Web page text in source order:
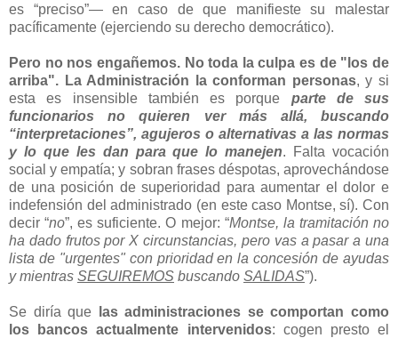
es “preciso”— en caso de que manifieste su malestar
pacíficamente (ejerciendo su derecho democrático).
Pero no nos engañemos. No toda la culpa es de "los de
arriba". La Administración la conforman personas, y si
esta es insensible también es porque parte de sus
funcionarios no quieren ver más allá, buscando
“interpretaciones”, agujeros o alternativas a las normas
y lo que les dan para que lo manejen. Falta vocación
social y empatía; y sobran frases déspotas, aprovechándose
de una posición de superioridad para aumentar el dolor e
indefensión del administrado (en este caso Montse, sí). Con
decir “no”, es suficiente. O mejor: “Montse, la tramitación no
ha dado frutos por X circunstancias, pero vas a pasar a una
lista de "urgentes" con prioridad en la concesión de ayudas
y mientras SEGUIREMOS buscando SALIDAS”).
Se diría que
las administraciones se comportan como
los bancos actualmente intervenidos: cogen presto el